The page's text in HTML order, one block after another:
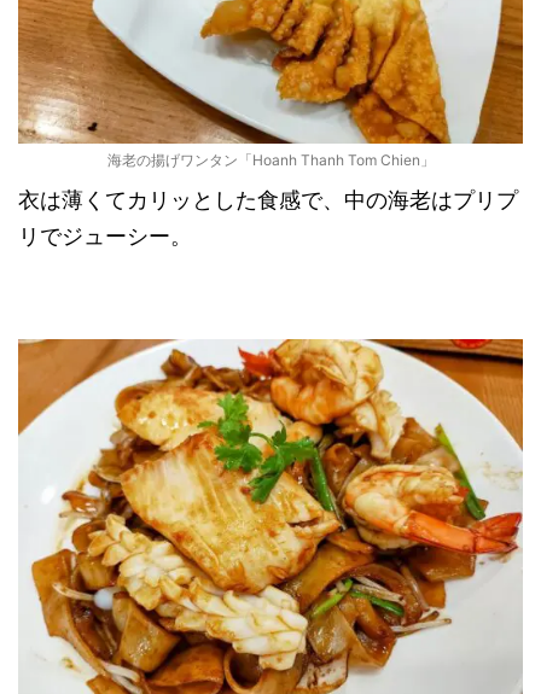
海老の揚げワンタン「Hoanh Thanh Tom Chien」
衣は薄くてカリッとした食感で、中の海老はプリプ
リでジューシー。